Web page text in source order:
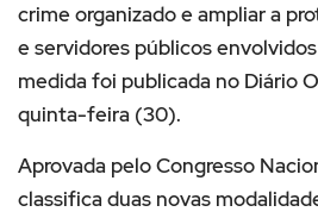
crime organizado e ampliar a
e servidores públicos
medida foi publicada no Diário
quinta-feira (30).
Aprovada pelo Congresso
classifica duas novas